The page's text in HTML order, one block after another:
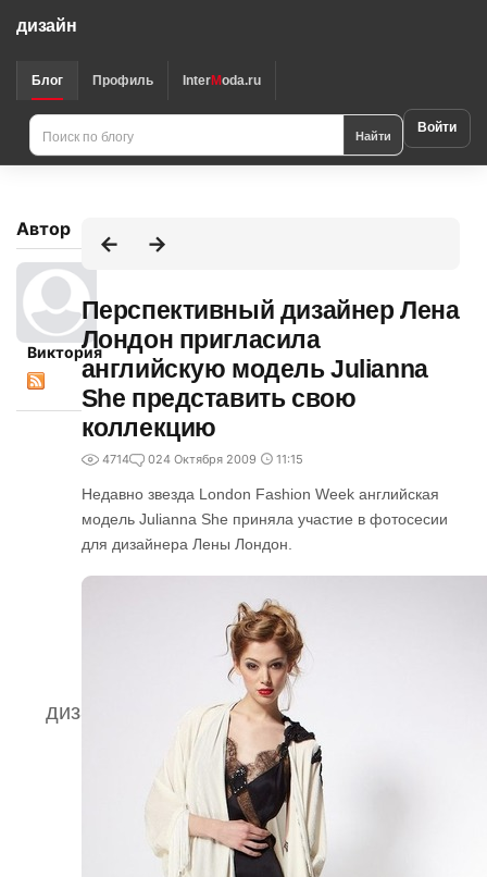
дизайн
Блог Профиль InterModa.ru
Найти Войти
Автор
Виктория
дизайнер одежды
Перспективный дизайнер Лена
Лондон пригласила
английскую модель Julianna
She представить свою
коллекцию
4714 024 Октября 2009 11:15
Недавно звезда London Fashion Week английская
модель Julianna She приняла участие в фотосесии
для дизайнера Лены Лондон.